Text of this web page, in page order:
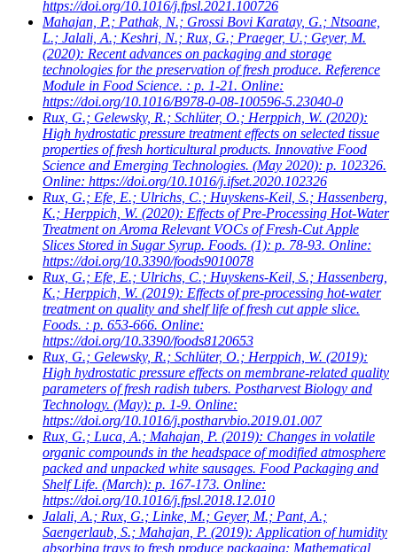
https://doi.org/10.1016/j.fpsl.2021.100726
Mahajan, P.; Pathak, N.; Grossi Bovi Karatay, G.; Ntsoane,
L.; Jalali, A.; Keshri, N.; Rux, G.; Praeger, U.; Geyer, M.
(2020): Recent advances on packaging and storage
technologies for the preservation of fresh produce. Reference
Module in Food Science. : p. 1-21. Online:
https://doi.org/10.1016/B978-0-08-100596-5.23040-0
Rux, G.; Gelewsky, R.; Schlüter, O.; Herppich, W. (2020):
High hydrostatic pressure treatment effects on selected tissue
properties of fresh horticultural products. Innovative Food
Science and Emerging Technologies. (May 2020): p. 102326.
Online: https://doi.org/10.1016/j.ifset.2020.102326
Rux, G.; Efe, E.; Ulrichs, C.; Huyskens-Keil, S.; Hassenberg,
K.; Herppich, W. (2020): Effects of Pre-Processing Hot-Water
Treatment on Aroma Relevant VOCs of Fresh-Cut Apple
Slices Stored in Sugar Syrup. Foods. (1): p. 78-93. Online:
https://doi.org/10.3390/foods9010078
Rux, G.; Efe, E.; Ulrichs, C.; Huyskens-Keil, S.; Hassenberg,
K.; Herppich, W. (2019): Effects of pre-processing hot-water
treatment on quality and shelf life of fresh cut apple slice.
Foods. : p. 653-666. Online:
https://doi.org/10.3390/foods8120653
Rux, G.; Gelewsky, R.; Schlüter, O.; Herppich, W. (2019):
High hydrostatic pressure effects on membrane-related quality
parameters of fresh radish tubers. Postharvest Biology and
Technology. (May): p. 1-9. Online:
https://doi.org/10.1016/j.postharvbio.2019.01.007
Rux, G.; Luca, A.; Mahajan, P. (2019): Changes in volatile
organic compounds in the headspace of modified atmosphere
packed and unpacked white sausages. Food Packaging and
Shelf Life. (March): p. 167-173. Online:
https://doi.org/10.1016/j.fpsl.2018.12.010
Jalali, A.; Rux, G.; Linke, M.; Geyer, M.; Pant, A.;
Saengerlaub, S.; Mahajan, P. (2019): Application of humidity
absorbing trays to fresh produce packaging: Mathematical